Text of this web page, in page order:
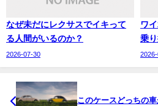
なぜ未だにレクサスでイキって
る人間がいるのか？
2026-07-30
ワ
乗
このケースどっちの